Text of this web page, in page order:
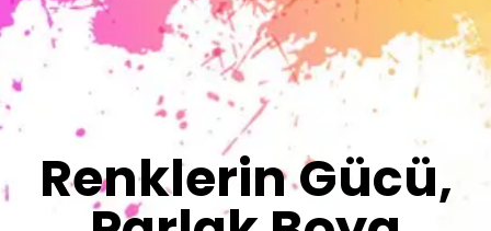
Renklerimiz
Sizin İmzanız
Olsun